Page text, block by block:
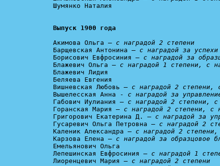
Шумянко Наталия
Выпуск 1900 года
Акимова Ольга – с наградой 2 степени
Барщевская Антонина – с наградой за
Борисович Евфросиния – с наградой за
Блажевич Ольга – с наградой 1 степени, с
Блажевич Лидия
Беляева Евгения
Вишневская Любовь – с наградой 2 степени,
Вышелесская Анна - с наградой за
Габович Иулиания – с наградой 2 степени,
Горанская Мария – с наградой 2 степени, с
Григорович Екатерина Д. – с наградой за
Гусаревич Ольга Петровна – с наградой 2
Каленик Александра – с наградой 2
Карзова Елена – с наградой за образцовое
Емельянович Ольга
Лепешинская Евфросиния – с наградой 1
Лиоренцевич Мария – с наградой 2 степени